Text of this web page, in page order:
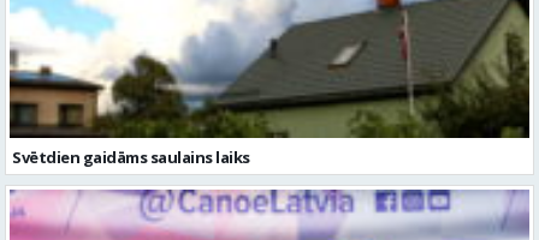
Svētdien gaidāms saulains laiks